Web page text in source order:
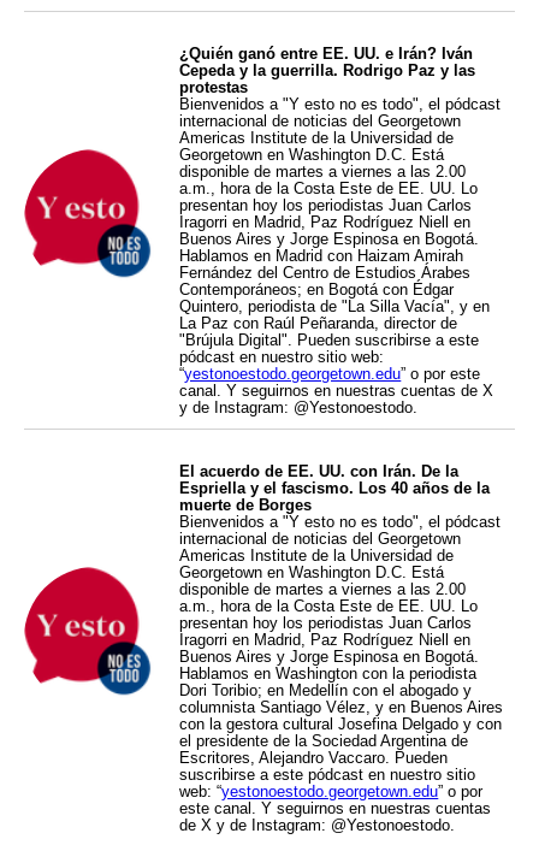
¿Quién ganó entre EE. UU. e Irán? Iván
Cepeda y la guerrilla. Rodrigo Paz y las
protestas
Bienvenidos a "Y esto no es todo", el pódcast
internacional de noticias del Georgetown
Americas Institute de la Universidad de
Georgetown en Washington D.C. Está
disponible de martes a viernes a las 2.00
a.m., hora de la Costa Este de EE. UU. Lo
presentan hoy los periodistas Juan Carlos
Iragorri en Madrid, Paz Rodríguez Niell en
Buenos Aires y Jorge Espinosa en Bogotá.
Hablamos en Madrid con Haizam Amirah
Fernández del Centro de Estudios Árabes
Contemporáneos; en Bogotá con Édgar
Quintero, periodista de "La Silla Vacía", y en
La Paz con Raúl Peñaranda, director de
"Brújula Digital". Pueden suscribirse a este
pódcast en nuestro sitio web:
“yestonoestodo.georgetown.edu” o por este
canal. Y seguirnos en nuestras cuentas de X
y de Instagram: @Yestonoestodo.
El acuerdo de EE. UU. con Irán. De la
Espriella y el fascismo. Los 40 años de la
muerte de Borges
Bienvenidos a "Y esto no es todo", el pódcast
internacional de noticias del Georgetown
Americas Institute de la Universidad de
Georgetown en Washington D.C. Está
disponible de martes a viernes a las 2.00
a.m., hora de la Costa Este de EE. UU. Lo
presentan hoy los periodistas Juan Carlos
Iragorri en Madrid, Paz Rodríguez Niell en
Buenos Aires y Jorge Espinosa en Bogotá.
Hablamos en Washington con la periodista
Dori Toribio; en Medellín con el abogado y
columnista Santiago Vélez, y en Buenos Aires
con la gestora cultural Josefina Delgado y con
el presidente de la Sociedad Argentina de
Escritores, Alejandro Vaccaro. Pueden
suscribirse a este pódcast en nuestro sitio
web: “yestonoestodo.georgetown.edu” o por
este canal. Y seguirnos en nuestras cuentas
de X y de Instagram: @Yestonoestodo.